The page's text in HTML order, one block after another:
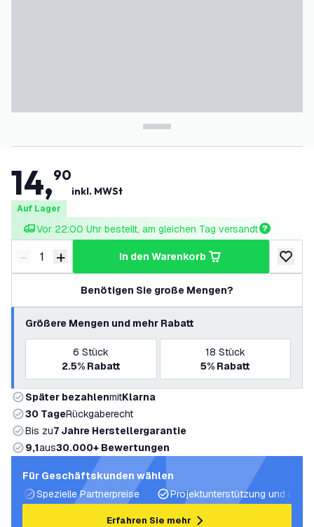
14,90
inkl. MWSt
Auf Lager
Vor 22:00 Uhr bestellt, am gleichen Tag versandt
Menge verringern
- Menge erhöhen
+ in den Warenkorb
zur
Benötigen Sie große Mengen?
Größere Mengen und mehr Rabatt
6 Stück
2.5% Rabatt
18 Stück
5% Rabatt
Später bezahlenmitKlarna
30 TageRückgaberecht
Bis zu7 Jahre Herstellergarantie
9,1aus30.000+ Bewertungen
Für Geschäftskunden wählen
Spezielle Partnerpreise
Projektunterstützung und
Erfahren Sie mehr